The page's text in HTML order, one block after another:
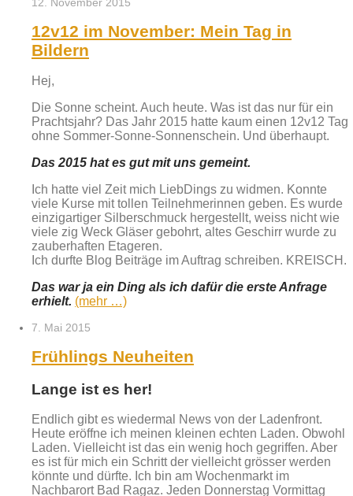
12v12 im November: Mein Tag in
Bildern
Hej,
Die Sonne scheint. Auch heute. Was ist das nur für ein
Prachtsjahr? Das Jahr 2015 hatte kaum einen 12v12 Tag
ohne Sommer-Sonne-Sonnenschein. Und überhaupt.
Das 2015 hat es gut mit uns gemeint.
Ich hatte viel Zeit mich LiebDings zu widmen. Konnte
viele Kurse mit tollen Teilnehmerinnen geben. Es wurde
einzigartiger Silberschmuck hergestellt, weiss nicht wie
viele zig Weck Gläser gebohrt, altes Geschirr wurde zu
zauberhaften Etageren.
Ich durfte Blog Beiträge im Auftrag schreiben. KREISCH.
Das war ja ein Ding als ich dafür die erste Anfrage
erhielt. (mehr …)
7. Mai 2015
Frühlings Neuheiten
Lange ist es her!
Endlich gibt es wiedermal News von der Ladenfront.
Heute eröffne ich meinen kleinen echten Laden. Obwohl
Laden. Vielleicht ist das ein wenig hoch gegriffen. Aber
es ist für mich ein Schritt der vielleicht grösser werden
könnte und dürfte. Ich bin am Wochenmarkt im
Nachbarort Bad Ragaz. Jeden Donnerstag Vormittag